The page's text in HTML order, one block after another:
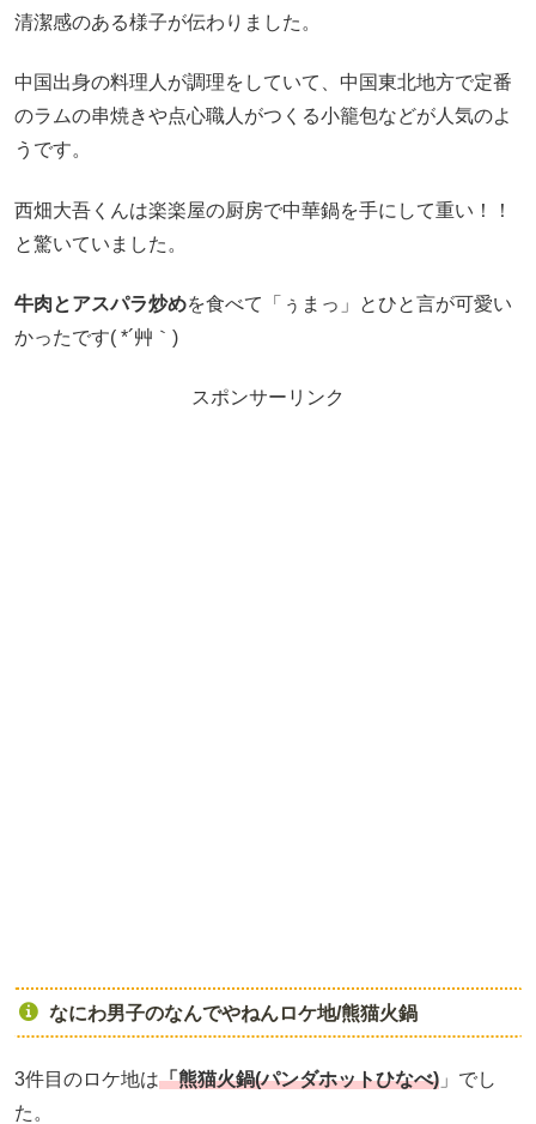
清潔感のある様子が伝わりました。
中国出身の料理人が調理をしていて、中国東北地方で定番
のラムの串焼きや点心職人がつくる小籠包などが人気のよ
うです。
西畑大吾くんは楽楽屋の厨房で中華鍋を手にして重い！！
と驚いていました。
牛肉とアスパラ炒めを食べて「ぅまっ」とひと言が可愛い
かったです( *´艸｀)
スポンサーリンク
なにわ男子のなんでやねんロケ地/熊猫火鍋
3件目のロケ地は「熊猫火鍋(パンダホットひなべ) 」でし
た。